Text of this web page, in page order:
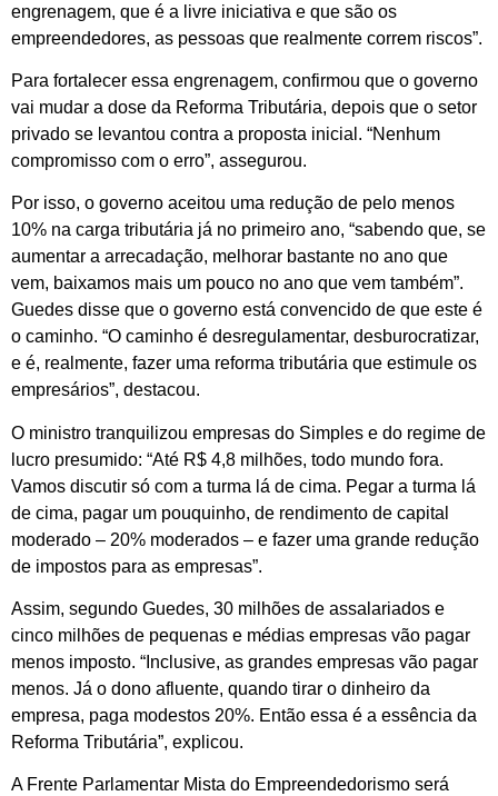
engrenagem, que é a livre iniciativa e que são os
empreendedores, as pessoas que realmente correm riscos”.
Para fortalecer essa engrenagem, confirmou que o governo
vai mudar a dose da Reforma Tributária, depois que o setor
privado se levantou contra a proposta inicial. “Nenhum
compromisso com o erro”, assegurou.
Por isso, o governo aceitou uma redução de pelo menos
10% na carga tributária já no primeiro ano, “sabendo que, se
aumentar a arrecadação, melhorar bastante no ano que
vem, baixamos mais um pouco no ano que vem também”.
Guedes disse que o governo está convencido de que este é
o caminho. “O caminho é desregulamentar, desburocratizar,
e é, realmente, fazer uma reforma tributária que estimule os
empresários”, destacou.
O ministro tranquilizou empresas do Simples e do regime de
lucro presumido: “Até R$ 4,8 milhões, todo mundo fora.
Vamos discutir só com a turma lá de cima. Pegar a turma lá
de cima, pagar um pouquinho, de rendimento de capital
moderado – 20% moderados – e fazer uma grande redução
de impostos para as empresas”.
Assim, segundo Guedes, 30 milhões de assalariados e
cinco milhões de pequenas e médias empresas vão pagar
menos imposto. “Inclusive, as grandes empresas vão pagar
menos. Já o dono afluente, quando tirar o dinheiro da
empresa, paga modestos 20%. Então essa é a essência da
Reforma Tributária”, explicou.
A Frente Parlamentar Mista do Empreendedorismo será